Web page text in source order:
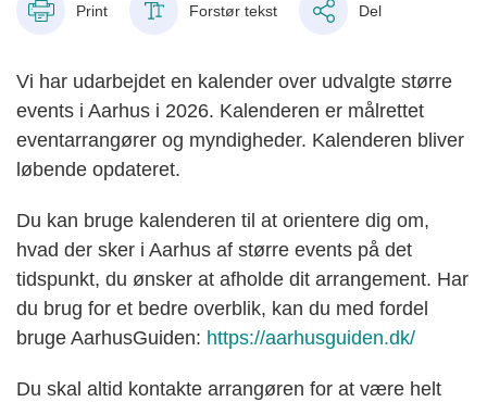
Print Forstør tekst Del
Vi har udarbejdet en kalender over udvalgte større
events i Aarhus i 2026. Kalenderen er målrettet
eventarrangører og myndigheder. Kalenderen bliver
løbende opdateret.
Du kan bruge kalenderen til at orientere dig om,
hvad der sker i Aarhus af større events på det
tidspunkt, du ønsker at afholde dit arrangement. Har
du brug for et bedre overblik, kan du med fordel
bruge AarhusGuiden: https://aarhusguiden.dk/
Du skal altid kontakte arrangøren for at være helt